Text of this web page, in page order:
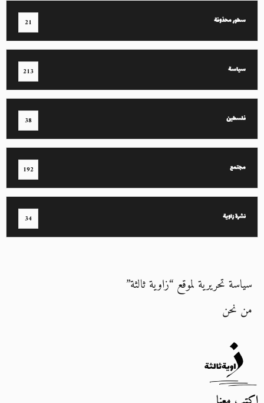
سطور محذوفة 21
سياسة 213
فلسطين 38
مجتمع 192
نشرة زاوية 34
سياسة تحريرية لموقع “زاوية ثالثة”
من نحن